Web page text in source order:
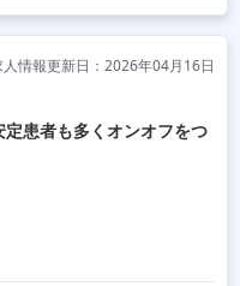
人情報更新日：2026年04月16日
定患者も多くオンオフをつ